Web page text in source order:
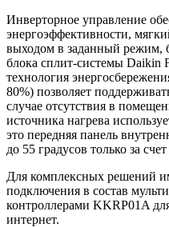
Инверторное управление
энергоэффективности,
выходом в заданный режим,
блока сплит-системы
технология
80%) позволяет
случае отсутствия в
источника нагрева
это передняя панель
до 55 градусов только за
Для комплексных решений
подключения в состав
контроллерами KKRP01A
интернет.